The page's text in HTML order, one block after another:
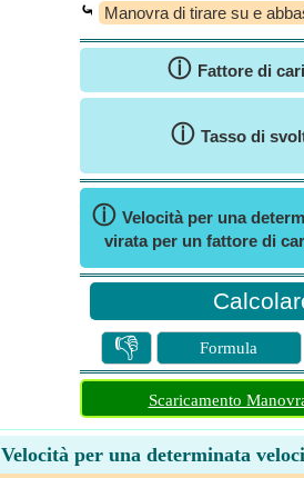
⤿ Manovra di tirare su e
ⓘ Fattore di
ⓘ Tasso di
ⓘ Velocità per una
virata per un fattore di
👎 Formula
Scaricamento
Velocità per una determinata